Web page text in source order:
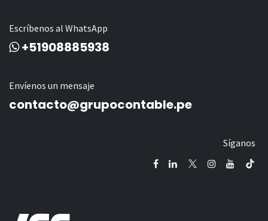
Escríbenos al WhatsApp
+51908885938
Envíenos un mensaje
contacto@grupocontable.pe
Síganos